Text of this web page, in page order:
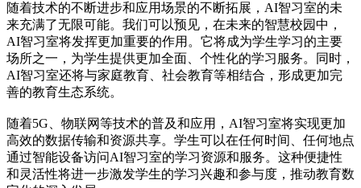
随着技术的不断进步和应用场景的不断拓展，AI智习室的未
来充满了无限可能。我们可以预见，在未来的智慧校园中，
AI智习室将发挥更加重要的作用。它将成为学生学习的主要
场所之一，为学生提供更加全面、个性化的学习服务。同时，
AI智习室还将与家庭教育、社会教育等相结合，形成更加完
善的教育生态系统。
随着5G、物联网等技术的普及和应用，AI智习室将实现更加
高效的数据传输和资源共享。学生可以在任何时间、任何地点
通过智能设备访问AI智习室的学习资源和服务。这种便捷性
和灵活性将进一步激发学生的学习兴趣和参与度，推动教育数